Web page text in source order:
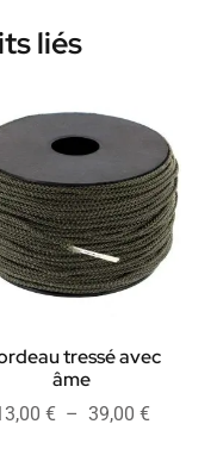
liés
tressé avec
âme
€ – 39,00 €